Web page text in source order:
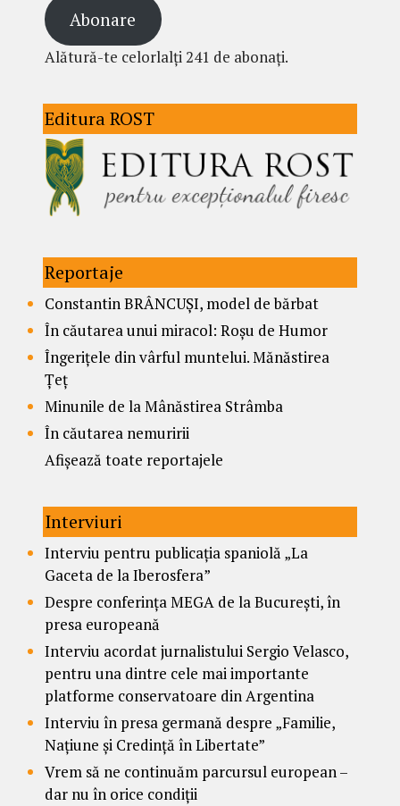
Abonare
Alătură-te celorlalți 241 de abonați.
Editura ROST
Reportaje
Constantin BRÂNCUȘI, model de bărbat
În căutarea unui miracol: Roșu de Humor
Îngerițele din vârful muntelui. Mănăstirea
Țeț
Minunile de la Mânăstirea Strâmba
În căutarea nemuririi
Afișează toate reportajele
Interviuri
Interviu pentru publicația spaniolă „La
Gaceta de la Iberosfera”
Despre conferința MEGA de la București, în
presa europeană
Interviu acordat jurnalistului Sergio Velasco,
pentru una dintre cele mai importante
platforme conservatoare din Argentina
Interviu în presa germană despre „Familie,
Națiune și Credință în Libertate”
Vrem să ne continuăm parcursul european –
dar nu în orice condiții